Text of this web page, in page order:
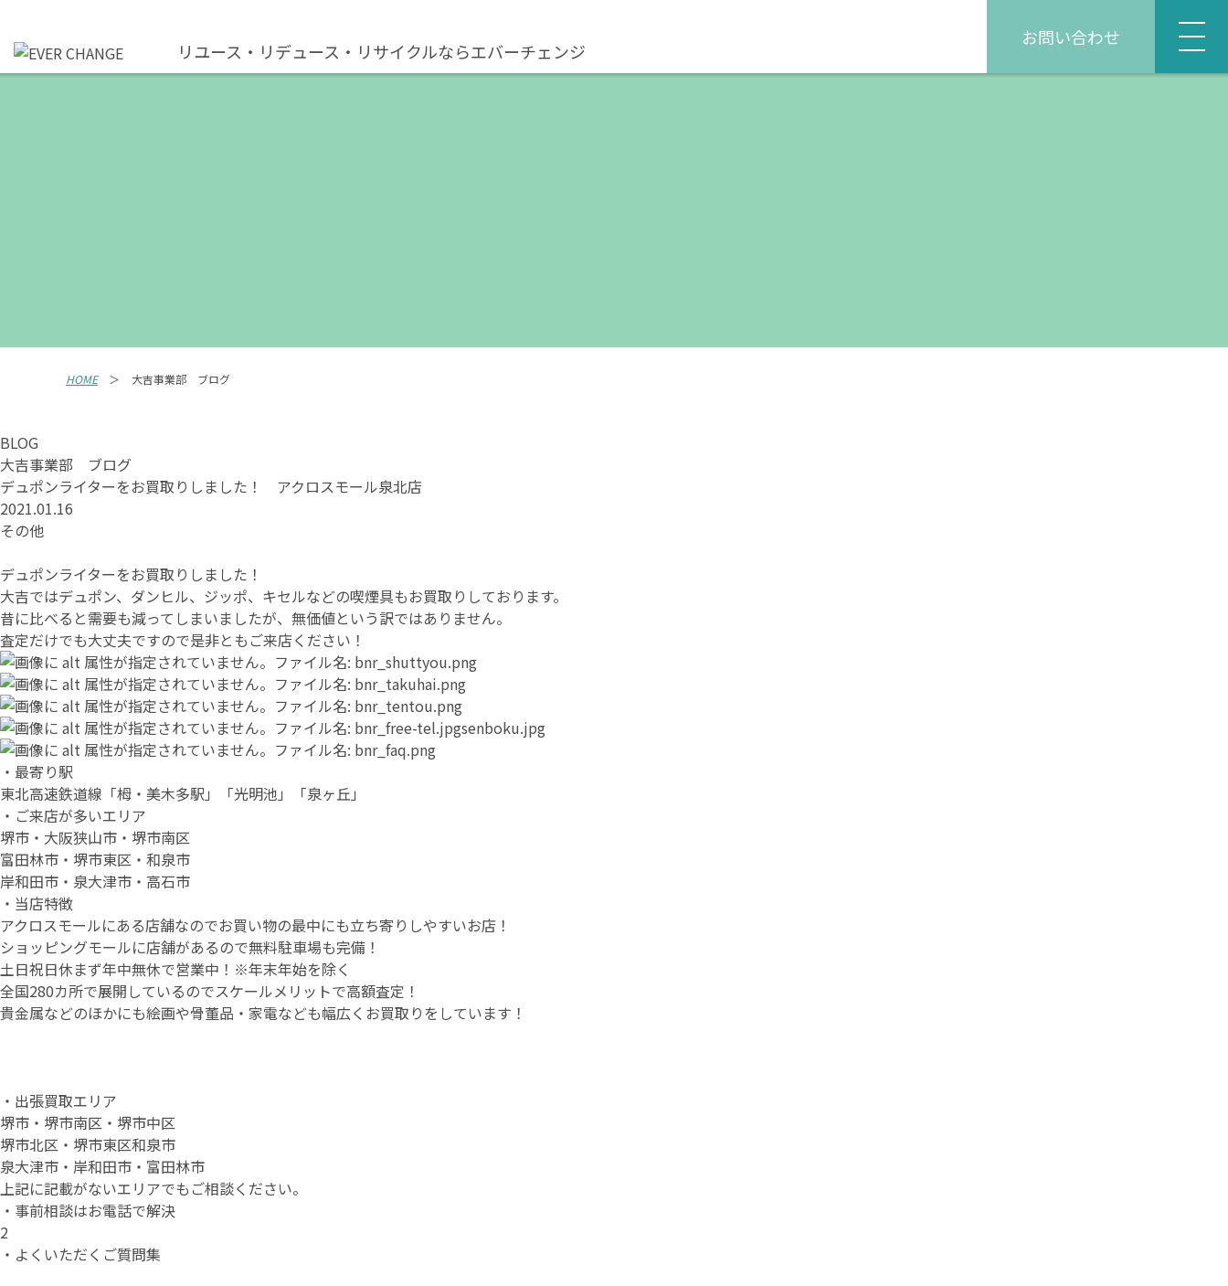
リユース・リデュース・リサイクルならエバーチェンジ
お問い合わせ
HOME 大吉事業部 ブログ
BLOG
大吉事業部 ブログ
デュポンライターをお買取りしました！ アクロスモール泉北店
2021.01.16
その他
デュポンライターをお買取りしました！
大吉ではデュポン、ダンヒル、ジッポ、キセルなどの喫煙具もお買取りしております。
昔に比べると需要も減ってしまいましたが、無価値という訳ではありません。
査定だけでも大丈夫ですので是非ともご来店ください！
・最寄り駅
東北高速鉄道線「栂・美木多駅」「光明池」「泉ヶ丘」
・ご来店が多いエリア
堺市・大阪狭山市・堺市南区
富田林市・堺市東区・和泉市
岸和田市・泉大津市・高石市
・当店特徴
アクロスモールにある店舗なのでお買い物の最中にも立ち寄りしやすいお店！
ショッピングモールに店舗があるので無料駐車場も完備！
土日祝日休まず年中無休で営業中！※年末年始を除く
全国280カ所で展開しているのでスケールメリットで高額査定！
貴金属などのほかにも絵画や骨董品・家電なども幅広くお買取りをしています！
・出張買取エリア
堺市・堺市南区・堺市中区
堺市北区・堺市東区和泉市
泉大津市・岸和田市・富田林市
上記に記載がないエリアでもご相談ください。
・事前相談はお電話で解決
2
・よくいただくご質問集